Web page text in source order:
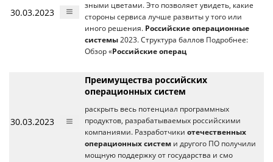
30.03.2023
зными цветами. Это позволяет увидеть, какие
стороны сервиса лучше развиты у того или
иного решения. Российские операционные
системы 2023. Структура баллов Подробнее:
Обзор «Российские операц
30.03.2023
Преимущества российских
операционных систем
раскрыть весь потенциал программных
продуктов, разрабатываемых российскими
компаниями. Разработчики отечественных
операционных систем и другого ПО получили
мощную поддержку от государства и смо